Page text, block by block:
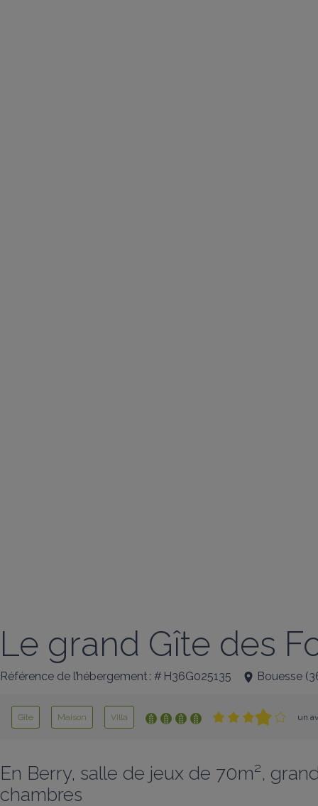
Le grand Gîte des
Référence de l’hébergement : # H36G025135 Bouesse (
Gîte Maison Villa un
En Berry, salle de jeux de 70m²,
chambres